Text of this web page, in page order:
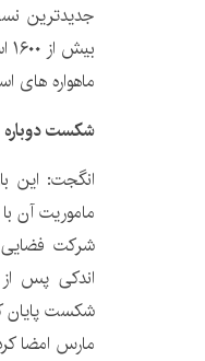
ماهواره‌ های
شکست دوباره
اندکی پس